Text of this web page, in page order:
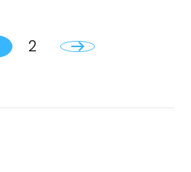
は、単に汗を流す場所ではありま
せん。訪れるたびに変化する「今
替わる。そんな、日々の暮らしの
すだけでなく、自分の心身の状態
2